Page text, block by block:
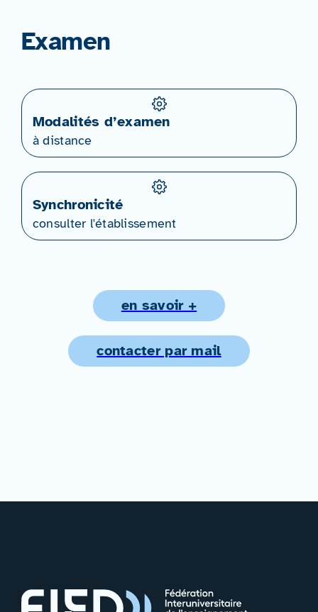
Examen
Modalités d’examen
à distance
Synchronicité
consulter l'établissement
en savoir +
contacter par mail